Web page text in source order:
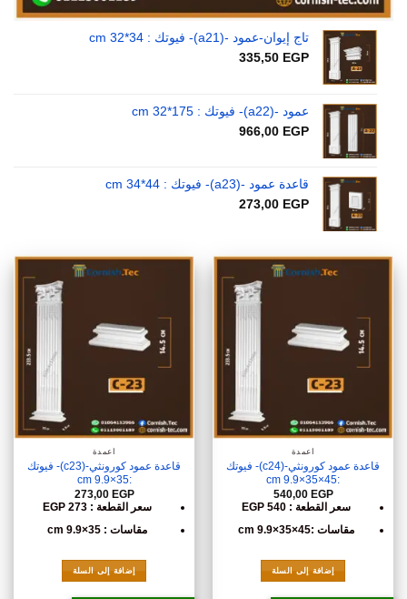
تاج إيوان-عمود -(a21)- فيوتك : 34*32 cm
335,50 EGP
عمود -(a22)- فيوتك : 175*32 cm
966,00 EGP
قاعدة عمود -(a23)- فيوتك : 44*34 cm
273,00 EGP
أعمدة
قاعدة عمود كورونثي-(c24)- فيوتك
:45×35×9.9 cm
540,00 EGP
سعر القطعة : 540 EGP
مقاسات :45×35×9.9 cm
إضافة إلى السلة
أعمدة
قاعدة عمود كورونثي-(c23)- فيوتك
:35×9.9 cm
273,00 EGP
سعر القطعة : 273 EGP
مقاسات : 35×9.9 cm
إضافة إلى السلة